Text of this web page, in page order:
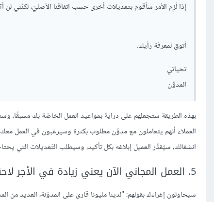
إذا لَزِم الأمر سأقوم بتعديلات أخرى حسب اتفاقنا الأصليّ، لكنّني
أتوق لمعرفة رأيك.
تحياتي
المدوِّن
بهذه الطريقة ستجعلهم على دراية بمواعيد العمل الخاصّة بك مسبقًا،
العملاء أنهم يتعاملون مع مدوِّن مطلوب بكثرة وسيرغبون في العمل
انشغالك، سيُقدِّر العميل إبلاغه بكل تأكيد، وسيطلب التّعديلات التي
5. العمل المجاني الآن يعني زيادة في الأجر لاحقا
سيحاولون إغراءك بقولهم: "لدينا مليونا قارئ على المدوّنة، العديد